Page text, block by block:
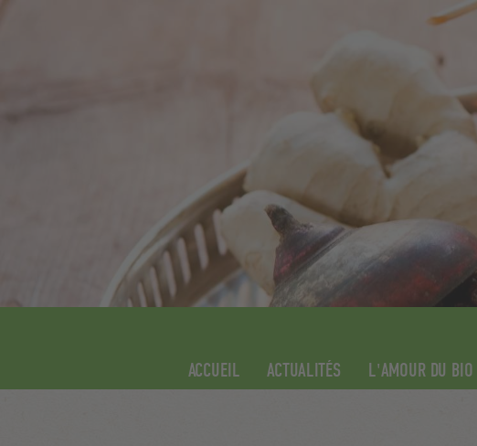
ACCUEIL ACTUALITÉS L'AMOUR DU BIO